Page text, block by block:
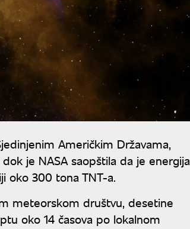
Američkim Državama,
je NASA saopštila da je energija
oko 300 tona TNT-a.
meteorskom društvu, desetine
oko 14 časova po lokalnom